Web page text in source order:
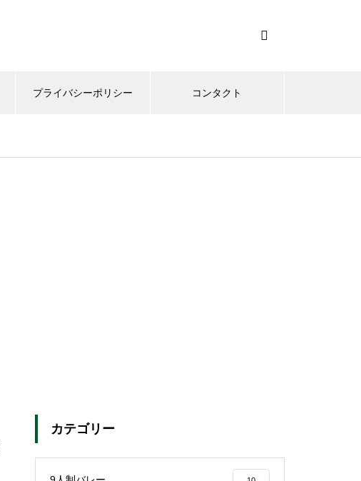
プライバシーポリシー コンタクト
カテゴリー